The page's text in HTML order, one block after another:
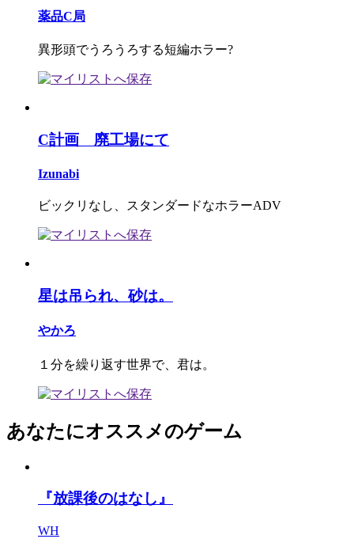
薬品C局
異形頭でうろうろする短編ホラー?
C計画 廃工場にて
Izunabi
ビックリなし、スタンダードなホラーADV
星は吊られ、砂は。
やかろ
１分を繰り返す世界で、君は。
あなたにオススメのゲーム
『放課後のはなし』
WH